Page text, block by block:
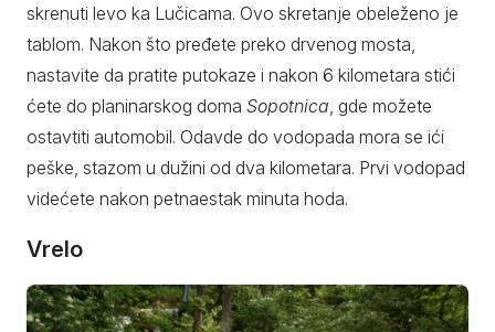
skrenuti levo ka Lučicama. Ovo skretanje obeleženo je
tablom. Nakon što pređete preko drvenog mosta,
nastavite da pratite putokaze i nakon 6 kilometara stići
ćete do planinarskog doma Sopotnica , gde možete
ostavtiti automobil. Odavde do vodopada mora se ići
peške, stazom u dužini od dva kilometara. Prvi vodopad
videćete nakon petnaestak minuta hoda.
Vrelo